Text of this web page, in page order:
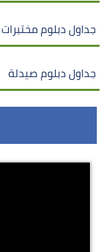
جداول دبلوم مختبرات
جداول دبلوم صيدلة